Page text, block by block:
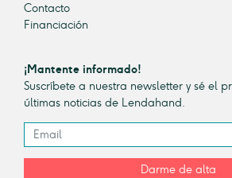
Contacto
Financiación
¡Mantente informado!
Suscríbete a nuestra newsletter y sé el
últimas noticias de Lendahand.
Darme de alta